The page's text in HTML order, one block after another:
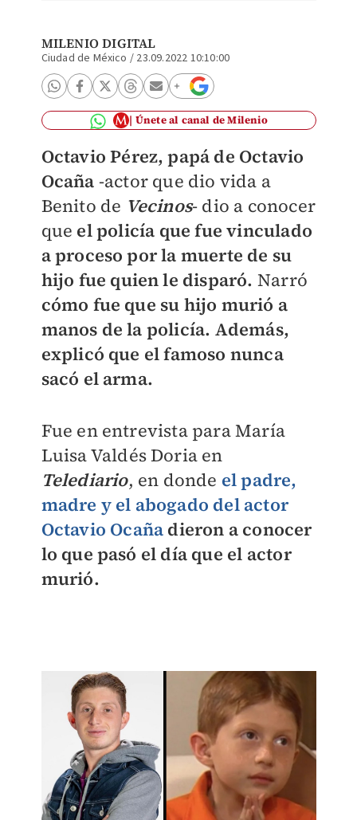
MILENIO DIGITAL
Ciudad de México / 23.09.2022 10:10:00
Únete al canal de Milenio
Octavio Pérez, papá de Octavio
Ocaña -actor que dio vida a
Benito de Vecinos- dio a conocer
que el policía que fue vinculado
a proceso por la muerte de su
hijo fue quien le disparó. Narró
cómo fue que su hijo murió a
manos de la policía. Además,
explicó que el famoso nunca
sacó el arma.
Fue en entrevista para María
Luisa Valdés Doria en
Telediario, en donde el padre,
madre y el abogado del actor
Octavio Ocaña dieron a conocer
lo que pasó el día que el actor
murió.